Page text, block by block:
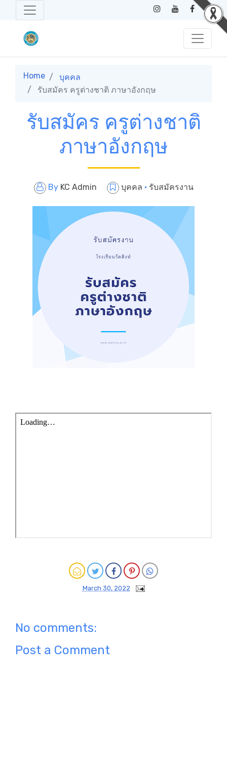
Home
บุคคล
รับสมัคร ครูต่างชาติ ภาษาอังกฤษ
รับสมัคร ครูต่างชาติ
ภาษาอังกฤษ
By KC Admin บุคคล · รับสมัครงาน
March 30, 2022
No comments:
Post a Comment